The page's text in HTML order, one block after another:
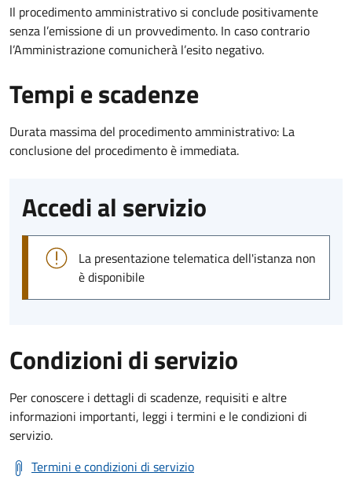
Il procedimento amministrativo si conclude positivamente
senza l’emissione di un provvedimento. In caso contrario
l’Amministrazione comunicherà l’esito negativo.
Tempi e scadenze
Durata massima del procedimento amministrativo: La
conclusione del procedimento è immediata.
Accedi al servizio
La presentazione telematica dell'istanza non
è disponibile
Condizioni di servizio
Per conoscere i dettagli di scadenze, requisiti e altre
informazioni importanti, leggi i termini e le condizioni di
servizio.
Termini e condizioni di servizio